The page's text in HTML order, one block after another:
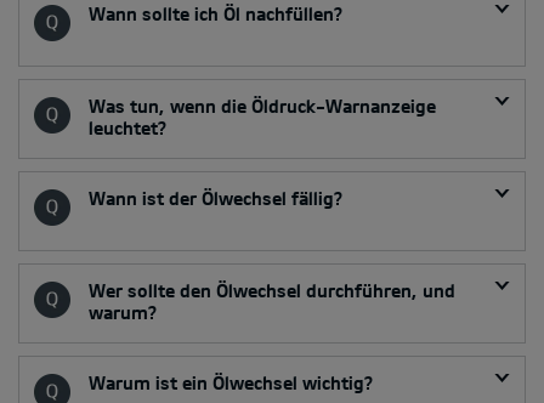
Wann sollte ich Öl nachfüllen?
Was tun, wenn die Öldruck-Warnanzeige
leuchtet?
Wann ist der Ölwechsel fällig?
Wer sollte den Ölwechsel durchführen, und
warum?
Warum ist ein Ölwechsel wichtig?